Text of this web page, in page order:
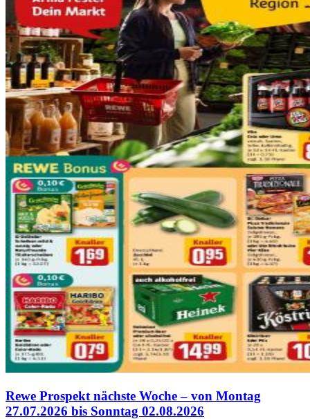
Rewe Prospekt nächste Woche – von Montag
27.07.2026 bis Sonntag 02.08.2026